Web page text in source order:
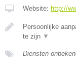
Website: http://
Persoonlijke
te zijn ▼
Diensten